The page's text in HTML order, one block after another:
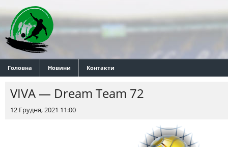
Головна Новини Контакти
VIVA — Dream Team 72
12 Грудня, 2021 11:00